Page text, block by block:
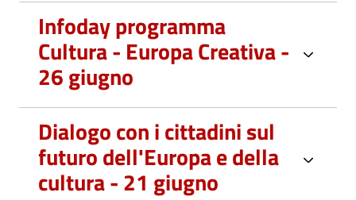
Infoday programma
Cultura - Europa Creativa -
26 giugno
Dialogo con i cittadini sul
futuro dell'Europa e della
cultura - 21 giugno